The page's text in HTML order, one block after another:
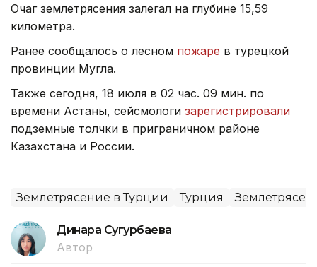
Очаг землетрясения залегал на глубине 15,59
километра.
Ранее сообщалось о лесном пожаре в турецкой
провинции Мугла.
Также сегодня, 18 июля в 02 час. 09 мин. по
времени Астаны, сейсмологи зарегистрировали
подземные толчки в приграничном районе
Казахстана и России.
Землетрясение в Турции Турция
Динара Сугурбаева
Автор